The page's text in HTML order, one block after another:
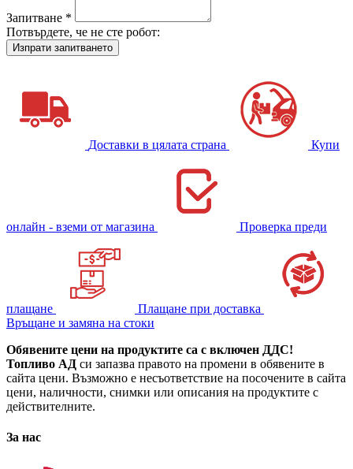
Запитване *
Потвърдете, че не сте робот:
Доставки в цялата страна Купи
онлайн - вземи от магазина Проверка преди
плащане
Плащане при доставка
Връщане и замяна на стоки
Обявените цени на продуктите са с включен ДДС!
Топливо АД си запазва правото на промени в обявените в
сайта цени. Възможно е несъответствие на посочените в сайта
цени, наличности, снимки или описания на продуктите с
действителните.
За нас